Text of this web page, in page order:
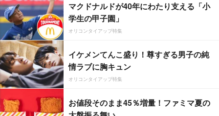
マクドナルドが40年にわたり支える「小
学生の甲子園」
オリコンタイアップ特集
イケメンてんこ盛り！尊すぎる男子の純
情ラブに胸キュン
オリコンタイアップ特集
お値段そのまま45％増量！ファミマ夏の